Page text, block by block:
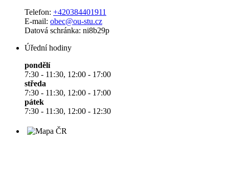
Telefon: +420384401911
E-mail: obec@ou-stu.cz
Datová schránka: ni8b29p
Úřední hodiny
pondělí
7:30 - 11:30, 12:00 - 17:00
středa
7:30 - 11:30, 12:00 - 17:00
pátek
7:30 - 11:30, 12:00 - 12:30